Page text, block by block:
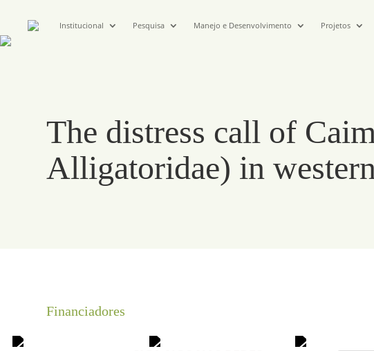
Institucional Pesquisa Manejo e Desenvolvimento Projetos
The distress call of
Alligatoridae) in
Financiadores